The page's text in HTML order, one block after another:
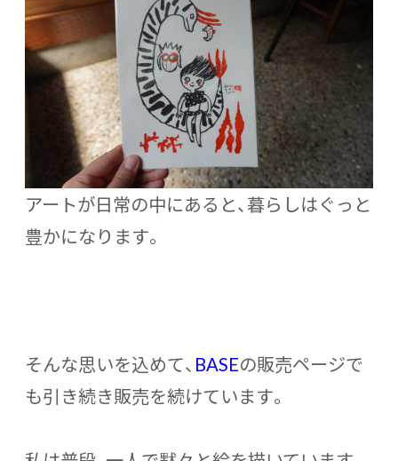
アートが日常の中にあると、暮らしはぐっと
豊かになります。
そんな思いを込めて、 BASEの販売ページで
も引き続き販売を続けています。